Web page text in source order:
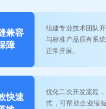
组建专业技术团队
与标准产品原有系
正常开展。
兼容
障
优化二次开发流程
式，可帮助企业缩
快速